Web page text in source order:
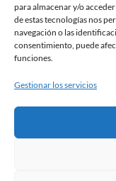
para almacenar y/o
de estas tecnologías nos
navegación o las
consentimiento, puede
funciones.
Gestionar los servicios
Calle
2026 Todos los